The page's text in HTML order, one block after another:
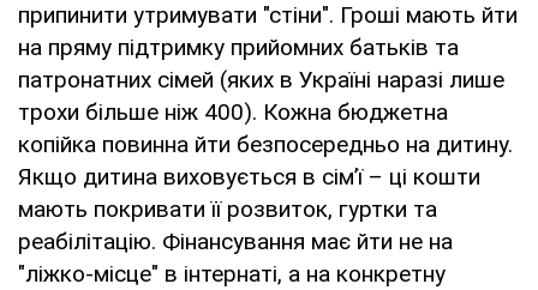
припинити утримувати "стіни". Гроші мають йти
на пряму підтримку прийомних батьків та
патронатних сімей (яких в Україні наразі лише
трохи більше ніж 400). Кожна бюджетна
копійка повинна йти безпосередньо на дитину.
Якщо дитина виховується в сім’ї – ці кошти
мають покривати її розвиток, гуртки та
реабілітацію. Фінансування має йти не на
"ліжко-місце" в інтернаті, а на конкретну